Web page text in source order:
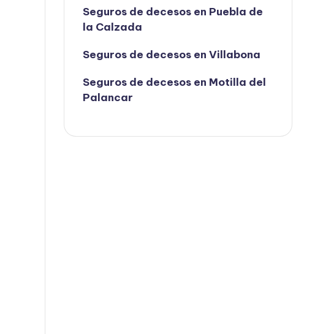
Seguros de decesos en Puebla de
la Calzada
Seguros de decesos en Villabona
Seguros de decesos en Motilla del
Palancar